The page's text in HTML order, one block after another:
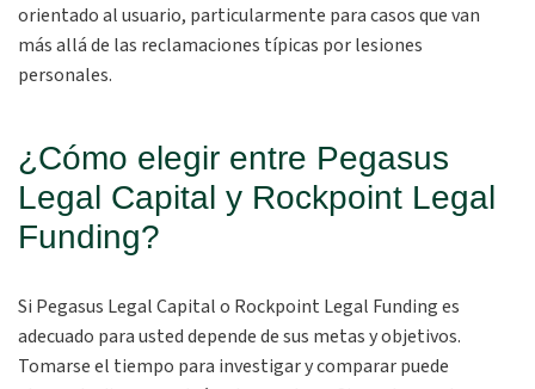
orientado al usuario, particularmente para casos que van
más allá de las reclamaciones típicas por lesiones
personales.
¿Cómo elegir entre Pegasus
Legal Capital y Rockpoint Legal
Funding?
Si Pegasus Legal Capital o Rockpoint Legal Funding es
adecuado para usted depende de sus metas y objetivos.
Tomarse el tiempo para investigar y comparar puede